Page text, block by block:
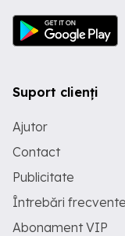
Suport clienți
Ajutor
Contact
Publicitate
Întrebări frecvente
Abonament VIP